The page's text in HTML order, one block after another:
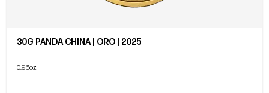
30G PANDA CHINA | ORO | 2025
0.96oz